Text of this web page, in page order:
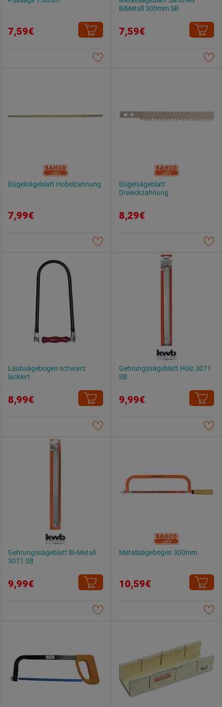
7,59€
BiMetall 300mm SB
7,59€
Bügelsägeblatt Hobelzahnung
7,99€
Bügelsägeblatt
Dreieckzahnung
8,29€
Laubsägebogen schwarz
lackiert
8,99€
Gehrungssägeblatt Holz 3071
SB
9,99€
Gehrungssägeblatt Bi-Metall
3071 SB
9,99€
Metallsägebogen 300mm
10,59€